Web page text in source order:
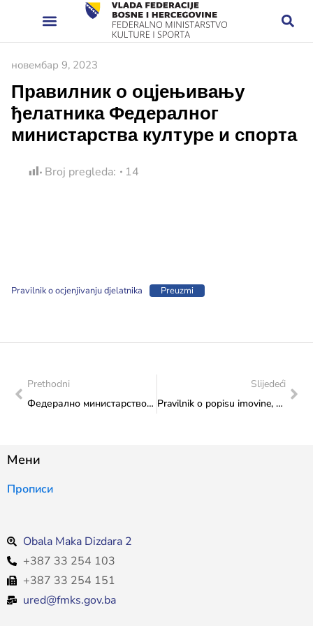
новембар 9, 2023
Правилник о оцјењивању
ђелатника Федералног
министарства културе и спорта
Broj pregleda: 14
Pravilnik o ocjenjivanju djelatnika Preuzmi
Prethodni
Федерално министарство културе и спорта наставило програм обиљежавања Дана европског наслијеђа 2023: Чланови Хрватског културно-умјетничког друштва “Родоч” из Мостара по први пут испред Министарства представили традиционалне плесове, пјевања и ношње Западне Хецеговине
Slijedeći
Pravilnik o popisu imovine, potraživanju i obavezama
Мени
Прописи
Obala Maka Dizdara 2
+387 33 254 103
+387 33 254 151
ured@fmks.gov.ba